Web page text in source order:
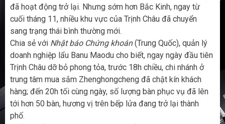
đã hoạt động trở lại. Nhưng sớm hơn Bắc Kinh, ngay từ
cuối tháng 11, nhiều khu vực của Trịnh Châu đã chuyển
sang trạng thái bình thường mới.
Chia sẻ với Nhật báo Chứng khoán(Trung Quốc), quản lý
doanh nghiệp lẩu Banu Maodu cho biết, ngay ngày đầu tiên
Trịnh Châu dỡ bỏ phong tỏa, trước 18h chiều, chi nhánh ở
trung tâm mua sắm Zhenghongcheng đã chật kín khách
hàng; đến 20h tối cùng ngày, số lượng bàn phục vụ đã lên
tới hơn 50 bàn, hương vị trên bếp lửa đang trở lại thành
phố.